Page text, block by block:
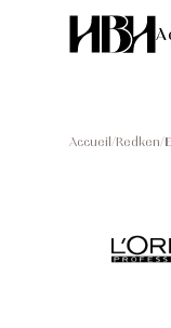
Accueil/Redken/